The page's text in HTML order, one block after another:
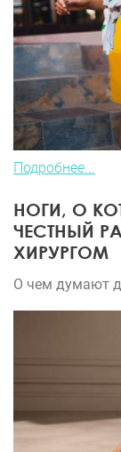
Подробнее...
НОГИ, О
ЧЕСТНЫЙ
ХИРУРГОМ
О чем думают